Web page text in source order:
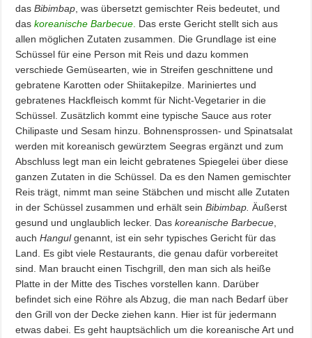
dasBibimbap , was übersetzt gemischter Reis bedeutet, und
daskoreanische Barbecue Das erste Gericht stellt sich aus
allen möglichen Zutaten zusammen. Die Grundlage ist eine
Schüssel für eine Person mit Reis und dazu kommen
verschiede Gemüsearten, wie in Streifen geschnittene und
gebratene Karotten oder Shiitakepilze. Mariniertes und
gebratenes Hackfleisch kommt für Nicht-Vegetarier in die
Schüssel. Zusätzlich kommt eine typische Sauce aus roter
Chilipaste und Sesam hinzu. Bohnensprossen- und Spinatsalat
werden mit koreanisch gewürztem Seegras ergänzt und zum
Abschluss legt man ein leicht gebratenes Spiegelei über diese
ganzen Zutaten in die Schüssel. Da es den Namen gemischter
Reis trägt, nimmt man seine Stäbchen und mischt alle Zutaten
in der Schüssel zusammen und erhält seinBibimbap. Äußerst
gesund und unglaublich lecker. Daskoreanische Barbecue
auchHangulgenannt, ist ein sehr typisches Gericht für das
Land. Es gibt viele Restaurants, die genau dafür vorbereitet
sind. Man braucht einen Tischgrill, den man sich als heiße
Platte in der Mitte des Tisches vorstellen kann. Darüber
befindet sich eine Röhre als Abzug, die man nach Bedarf über
den Grill von der Decke ziehen kann. Hier ist für jedermann
etwas dabei. Es geht hauptsächlich um die koreanische Art und